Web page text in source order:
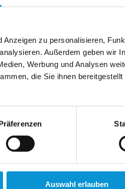
zu personalisieren,
Außerdem geben wir
Werbung und Analysen
die Sie ihnen
Auswahl erlauben
inkl.
Halbpension möglich